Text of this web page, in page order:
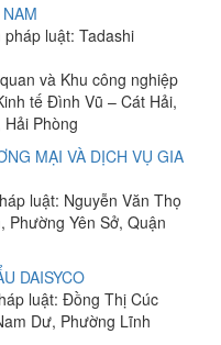
luật: Tadashi
và Khu công nghiệp
tế Đình Vũ – Cát Hải,
Phòng
MẠI VÀ DỊCH VỤ GIA
luật: Nguyễn Văn Thọ
Phường Yên Sở, Quận
DAISYCO
luật: Đồng Thị Cúc
Dư, Phường Lĩnh